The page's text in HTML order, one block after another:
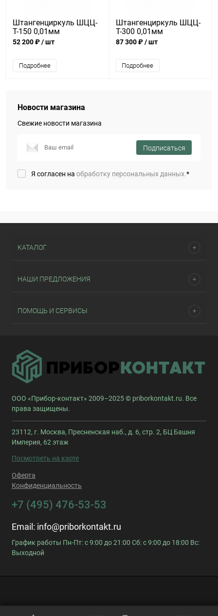
Штангенциркуль ШЦЦ-
Т-150 0,01мм
52 200 ₽/ шт
Подробнее
Штангенциркуль ШЦЦ-
Т-300 0,01мм
87 300 ₽/ шт
Подробнее
Новости магазина
Свежие новости магазина
Подписаться
Я согласен на обработку персональных данных.*
КАТАЛОГ
НАШИ ПРЕДЛОЖЕНИЯ
ПОМОЩЬ И СЕРВИСЫ
ООО «Прибор-контакт» 2009–2025 © priborkontakt.ru. Все
права защищены.
23112, г. Москва, Пресненская наб., д. 6, стр. 2, БЦ Башня
Империя, 62 этаж
Посмотреть на карте
Оферта
Конфиденциальность
+7 (495) 476-53-53
Email: info@priborkontakt.ru
График работы Пн-Пт: с 9:00 до 21:00 Сб: с 9:00 до 18:00 Вс:
Выходной